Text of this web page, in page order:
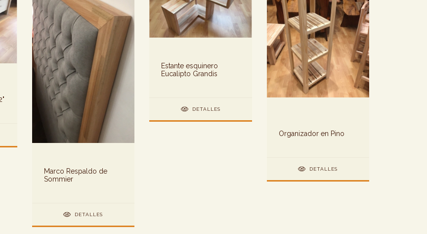
Marco Respaldo de
Sommier
DETALLES
Estante esquinero
Eucalipto Grandis
DETALLES
Organizador en Pino
DETALLES